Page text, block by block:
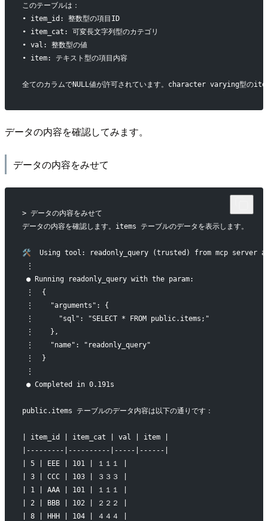
このテーブルは：
• item_id: 整数型の項目ID
• item_cat: 可変長文字列型のカテゴリ
• val: 整数型の値
• item: テキスト型の項目内容
全てのカラムでNULL値が許可されています。character varying型の
データの内容を確認してみます。
データの内容をみせて
> データの内容をみせて
データの内容を確認します。items テーブルのデータを表示します。
🛠️  Using tool: readonly_query (trusted) from mcp server
⋮
● Running readonly_query with the param:
⋮  {
⋮    "arguments": {
⋮      "sql": "SELECT * FROM public.items;"
⋮    },
⋮    "name": "readonly_query"
⋮  }
⋮
● Completed in 0.191s
public.items テーブルのデータ内容は以下の通りです：
| item_id | item_cat | val | item |
|---------|----------|-----|------|
| 5 | EEE | 101 | １１１ |
| 3 | CCC | 103 | ３３３ |
| 1 | AAA | 101 | １１１ |
| 2 | BBB | 102 | ２２２ |
| 8 | HHH | 104 | ４４４ |